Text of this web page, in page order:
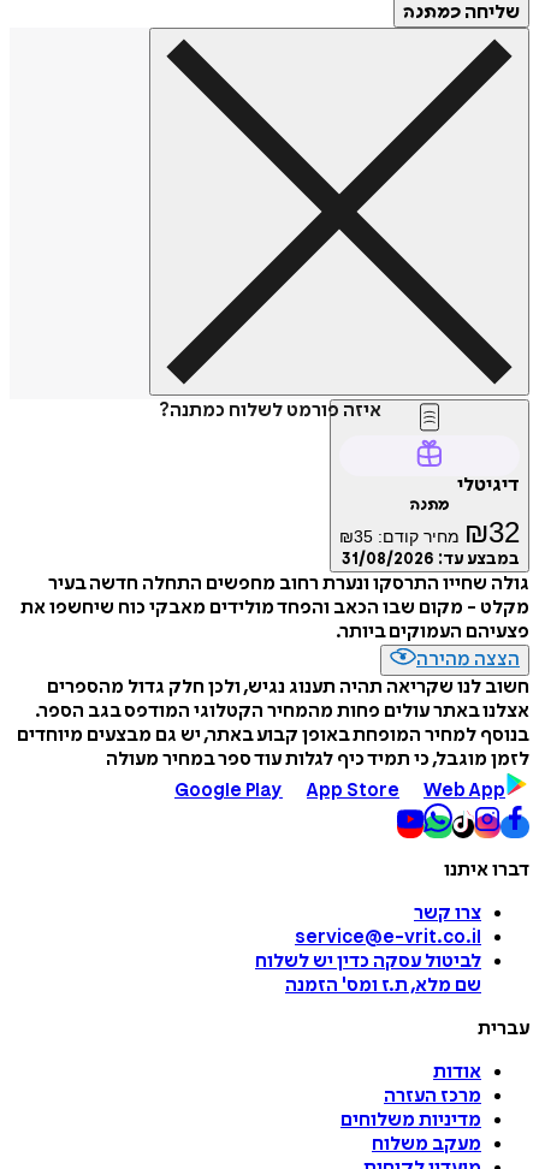
שליחה כמתנה
איזה פורמט לשלוח כמתנה?
דיגיטלי
מתנה
₪32 מחיר קודם: ₪35
במבצע עד: 31/08/2026
גולה שחייו התרסקו ונערת רחוב מחפשים התחלה חדשה בעיר
מקלט - מקום שבו הכאב והפחד מולידים מאבקי כוח שיחשפו את
פצעיהם העמוקים ביותר.
הצצה מהירה
חשוב לנו שקריאה תהיה תענוג נגיש, ולכן חלק גדול מהספרים
אצלנו באתר עולים פחות מהמחיר הקטלוגי המודפס בגב הספר.
בנוסף למחיר המופחת באופן קבוע באתר, יש גם מבצעים מיוחדים
לזמן מוגבל, כי תמיד כיף לגלות עוד ספר במחיר מעולה
Google Play
App Store Web App
דברו איתנו
צרו קשר
service@e-vrit.co.il
לביטול עסקה כדין יש לשלוח
שם מלא, ת.ז ומס' הזמנה
עברית
אודות
מרכז העזרה
מדיניות משלוחים
מעקב משלוח